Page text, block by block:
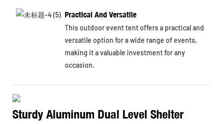
Practical And Versatile
This outdoor event tent offers a practical and
versatile option for a wide range of events,
making it a valuable investment for any
occasion.
Sturdy Aluminum Dual Level Shelter